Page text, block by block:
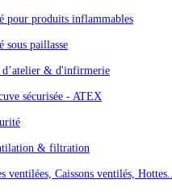
pour produits inflammables
sous paillasse
d’atelier & d'infirmerie
sécurisée - ATEX
& filtration
ventilées, Caissons ventilés, Hottes...